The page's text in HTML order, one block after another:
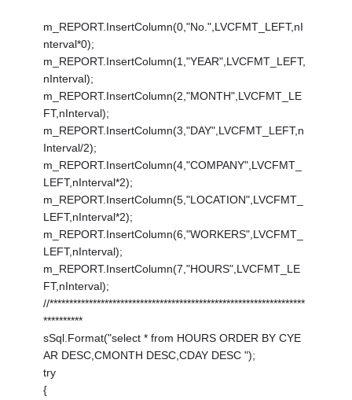
m_REPORT.InsertColumn(0,"No.",LVCFMT_LEFT,nI
nterval*0);
m_REPORT.InsertColumn(1,"YEAR",LVCFMT_LEFT,
nInterval);
m_REPORT.InsertColumn(2,"MONTH",LVCFMT_LE
FT,nInterval);
m_REPORT.InsertColumn(3,"DAY",LVCFMT_LEFT,n
Interval/2);
m_REPORT.InsertColumn(4,"COMPANY",LVCFMT_
LEFT,nInterval*2);
m_REPORT.InsertColumn(5,"LOCATION",LVCFMT_
LEFT,nInterval*2);
m_REPORT.InsertColumn(6,"WORKERS",LVCFMT_
LEFT,nInterval);
m_REPORT.InsertColumn(7,"HOURS",LVCFMT_LE
FT,nInterval);
//*****************************************************************
**********
sSql.Format("select * from HOURS ORDER BY CYE
AR DESC,CMONTH DESC,CDAY DESC ");
try
{